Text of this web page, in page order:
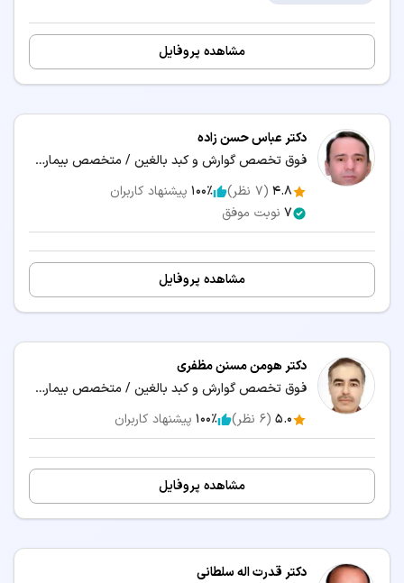
مشاهده پروفایل
دکتر عباس حسن زاده
فوق تخصص گوارش و کبد بالغین / متخصص بیماری‌های داخلی
4.8
(
7 نظر) 100٪ پیشنهاد کاربران
7 نوبت موفق
مشاهده پروفایل
دکتر هومن مسنن مظفری
فوق تخصص گوارش و کبد بالغین / متخصص بیماری‌های داخلی
5.0
(
6 نظر) 100٪ پیشنهاد کاربران
مشاهده پروفایل
دکتر قدرت اله سلطانی